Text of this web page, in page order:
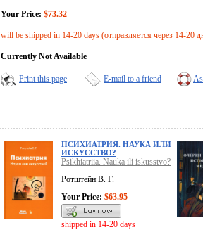
Your Price: $73.32
will be shipped in 14-20 days (отправляется через 14-20
Currently Not Available
Print this page E-mail to a friend
ПСИХИАТРИЯ. НАУКА ИЛИ
ИСКУССТВО?
Psikhiatriia. Nauka ili iskusstvo?
Ротштейн В. Г.
Your Price: $63.95
shipped in 14-20 days